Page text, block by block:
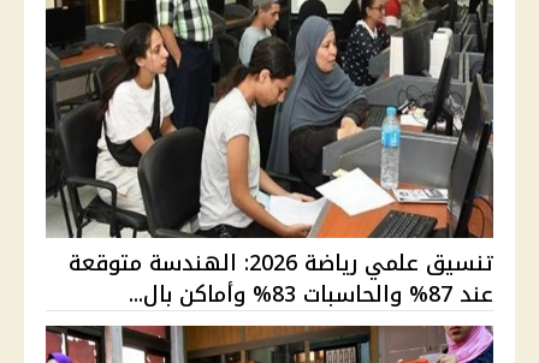
تنسيق علمي رياضة 2026: الهندسة متوقعة
عند 87% والحاسبات 83% وأماكن بال...